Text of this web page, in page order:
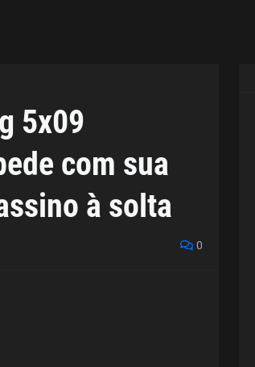
5x09
com sua
à solta
0